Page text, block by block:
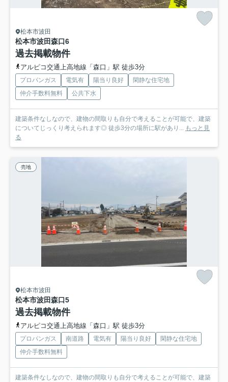
松本市波田
松本市波田森口6
過去掲載物件
アルピコ交通上高地線「森口」駅 徒歩3分
プロパンガス 電気有 陽当り良好
閑静な住宅地
仲介手数料無料
公共下水
建築条件なしなので、建物の間取りも自分で考えることが可能で、建築
についてじっくり考えられます◎ 徒歩3分の場所に駅があり... もっと見
る
売地
松本市波田
松本市波田森口5
過去掲載物件
アルピコ交通上高地線「森口」駅 徒歩3分
プロパンガス 南道路 電気有 陽当り良好
閑静な住宅地
仲介手数料無料
建築条件なしなので、建物の間取りも自分で考えることが可能で、建築